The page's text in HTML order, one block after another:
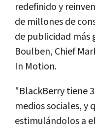
redefinido y
de millones de
de publicidad más
Boulben, Chief
In Motion.
"BlackBerry tiene
medios sociales, y
estimulándolos a